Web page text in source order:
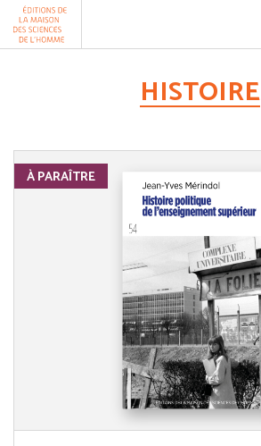
Aller au contenu
HISTOIRE
À PARAÎTRE
Panneau de gestion des cookies